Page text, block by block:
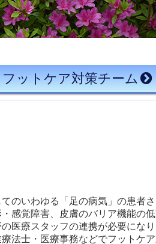
フットケア対策チーム
のいわゆる「足の病気」の患者
感覚障害、皮膚のバリア機能の
医療スタッフの連携が必要にな
法士・医療事務などでフットケ